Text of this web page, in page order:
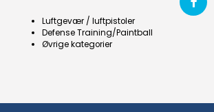
Luftgevær / luftpistoler
Defense Training/Paintball
Øvrige kategorier